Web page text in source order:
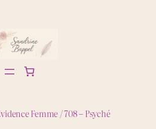
Femme / 708 – Psyché